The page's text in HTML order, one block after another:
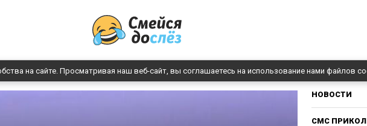
на сайте. Просматривая наш веб-сайт, вы соглашаетесь на использование нами файлов
НОВОСТИ
СМС